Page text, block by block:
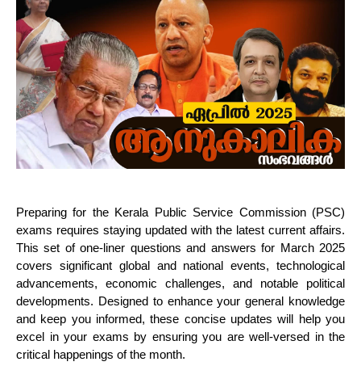
Preparing for the Kerala Public Service Commission (PSC)
exams requires staying updated with the latest current affairs.
This set of one-liner questions and answers for March 2025
covers significant global and national events, technological
advancements, economic challenges, and notable political
developments. Designed to enhance your general knowledge
and keep you informed, these concise updates will help you
excel in your exams by ensuring you are well-versed in the
critical happenings of the month.